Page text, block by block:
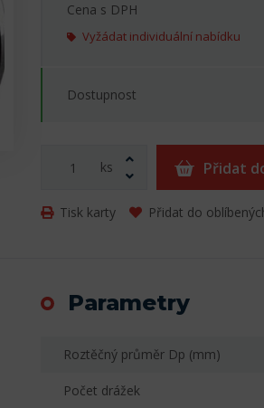
Cena s DPH
Vyžádat individuální nabídku
Dostupnost
ks Přidat
Tisk karty Přidat do
Parametry
Roztěčný průměr Dp (mm)
Počet drážek